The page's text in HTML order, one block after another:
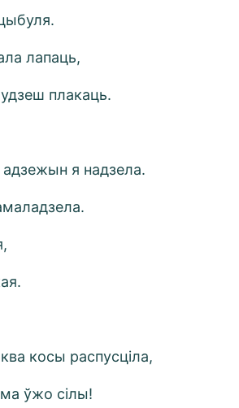
лапаць,
плакаць.
адзежын я надзела.
косы распусціла,
ўжо сілы!